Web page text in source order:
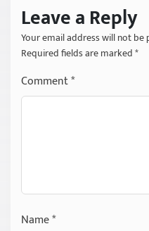
Leave a Reply
Your email address will not be
Required fields are marked*
Comment*
Name*